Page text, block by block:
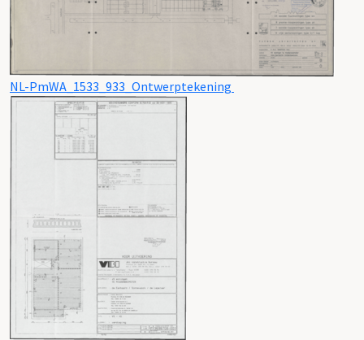
NL-PmWA_1533_933_Ontwerptekening